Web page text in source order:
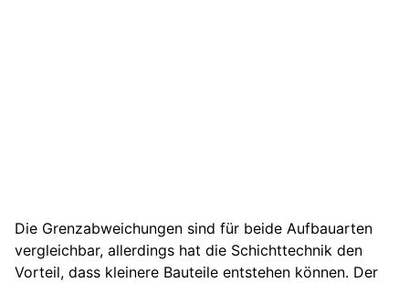
Die Grenzabweichungen sind für beide Aufbauarten
vergleichbar, allerdings hat die Schichttechnik den
Vorteil, dass kleinere Bauteile entstehen können. Der